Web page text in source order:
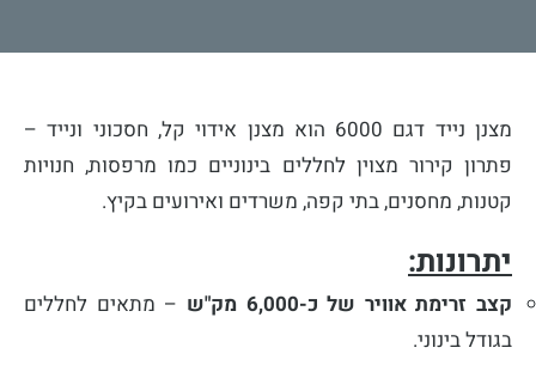
מצנן נייד דגם 6000 הוא מצנן אידוי קל, חסכוני ונייד –
פתרון קירור מצוין לחללים בינוניים כמו מרפסות, חנויות
קטנות, מחסנים, בתי קפה, משרדים ואירועים בקיץ.
יתרונות:
קצב זרימת אוויר של כ-6,000 מק"ש
– מתאים לחללים
בגודל בינוני.